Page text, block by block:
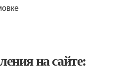
на сайте: